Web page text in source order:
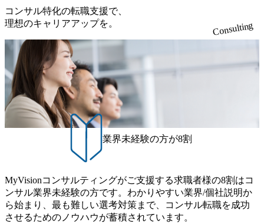
も関わらず、外資系戦略コンサルティングファームや総合
系コンサルティングファームをはじめ、メーカー、ITベン
チャー、外資系金融機関など多彩な出自で構成されてお
り、常に刺激を受けながらプロジェクトワークが可能 総合
コンサルティングファームの名の通り、全方位のクライア
ントに対して様々なプロジェクトが存在しており、手を上
げれば常に新しいテーマのチャレンジ機会を提供している
（ワンプール制） そのため、全体の離職率10％以下、未経
験3年未満の離職率は0％と驚異の定着率を誇る 大手ファー
ムと同水準以上の報酬制度であり、ファーム経験者の場合
は、転職時報酬アップが基本 強く「個人」の成⾧を重視す
るカルチャーであり、昇進に枠もなく、今ならReadyになれ
ば上がれる環境となっている 安定した経営環境の下、コン
できる 豊富な経験を持つコンサル経験者の場合は、自らチ
ームを立ち上げることが可能 裁量をもった営業活動、デリ
バリー活動ができる(スタートアップとの協業、新規ソリュ
ーションの開発 など) シンプレクスの顧客基盤、エンジニ
り、<u>営業活動に工数を割かれることなくデリバリーに注
力可能</u> 従業員満足度を非常に重視しており、意にそぐ
わないプロジェクトにアサインされてしまった場合、半強
制的に別のプロジェクトに異動することが可能。その結
果、<u>退職率も10%程度</u>(他社平均は2～30%程度) 残業
時間は<u>平均30時間程度。</u>バリューが出ていないから
残業代をつけさせないといったことはしない DE&Iにおいて
は女性活用や外国人/高齢者/障碍者などさまざまなバックグ
ラウンドを持つメンバーの働く環境を整えている SDGsの推
進にも積極的で、プロボノ支援等を行っている 部活動も活
発で、多くのクラブが立ち上がっており、さまざまな役
職・所属・組織を超えて社員間のネットワーク形成・交流
の場となっている <u>教育・研修プログラムが非常に充実</
番組があり、新卒紹介、会社の七不思議紹介等、規模が大
きくなっていく中で社員同士のつながりを広げる取り組み
もしている 今後の成長戦略として海外展開を見据えてい
る。足元のグローバル案件割合は10%程度だが、英語が得
コンサル特化の転職支援で、
理想のキャリアアップを。
Consulting
業界未経験の方が8割
MyVisionコンサルティングがご支援する求職者様の8割はコ
ンサル業界未経験の方です。わかりやすい業界/個社説明か
ら始まり、最も難しい選考対策まで、コンサル転職を成功
させるためのノウハウが蓄積されています。